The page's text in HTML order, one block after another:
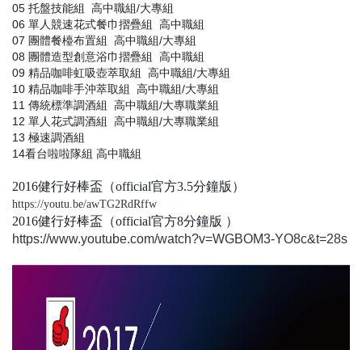
05 托盤技能組 高中職組/大專組
06 單人競速花式餐巾摺疊組 高中職組
07 團體餐檯布置組 高中職組/大專組
08 團體造型創意浴巾摺疊組 高中職組
09 精品咖啡虹吸壺萃取組 高中職組/大專組
10 精品咖啡手沖萃取組 高中職組/大專組
11 傳統標準調酒組 高中職組/大專職業組
12 單人花式調酒組 高中職組/大專職業組
13 極速調酒組
14看台啦啦隊組 高中職組
2016健行好棒盃（official官方3.5分鐘版）
https://youtu.be/awTG2RdRffw
2016健行好棒盃（official官方8分鐘版 ）
https://www.youtube.com/watch?v=WGBOM3-YO8c&t=28s